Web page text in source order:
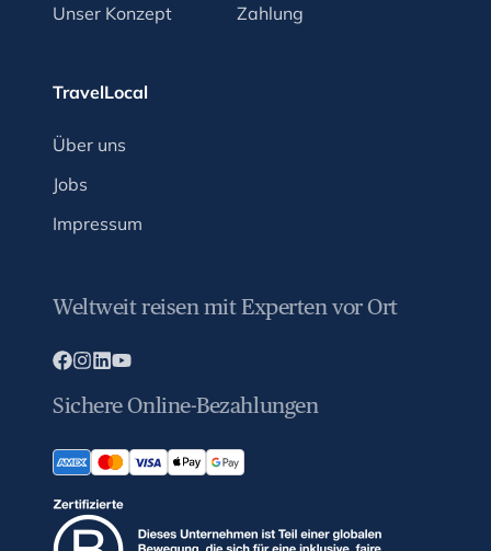
Unser Konzept
Zahlung
TravelLocal
Über uns
Jobs
Impressum
Weltweit reisen mit Experten vor Ort
Sichere Online-Bezahlungen